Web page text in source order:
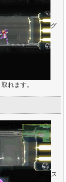
グ
れます。
ス